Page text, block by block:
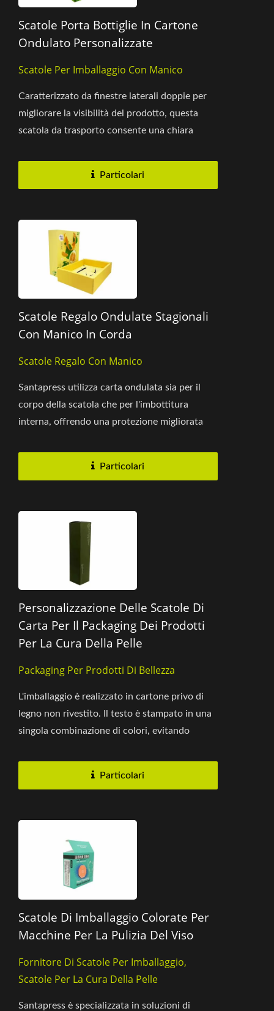
Scatole Porta Bottiglie In Cartone
Ondulato Personalizzate
Scatole Per Imballaggio Con Manico
Caratterizzato da finestre laterali doppie per
migliorare la visibilità del prodotto, questa
scatola da trasporto consente una chiara
Particolari
Scatole Regalo Ondulate Stagionali
Con Manico In Corda
Scatole Regalo Con Manico
Santapress utilizza carta ondulata sia per il
corpo della scatola che per l'imbottitura
interna, offrendo una protezione migliorata
Particolari
Personalizzazione Delle Scatole Di
Carta Per Il Packaging Dei Prodotti
Per La Cura Della Pelle
Packaging Per Prodotti Di Bellezza
L'imballaggio è realizzato in cartone privo di
legno non rivestito. Il testo è stampato in una
singola combinazione di colori, evitando
Particolari
Scatole Di Imballaggio Colorate Per
Macchine Per La Pulizia Del Viso
Fornitore Di Scatole Per Imballaggio,
Scatole Per La Cura Della Pelle
Santapress è specializzata in soluzioni di